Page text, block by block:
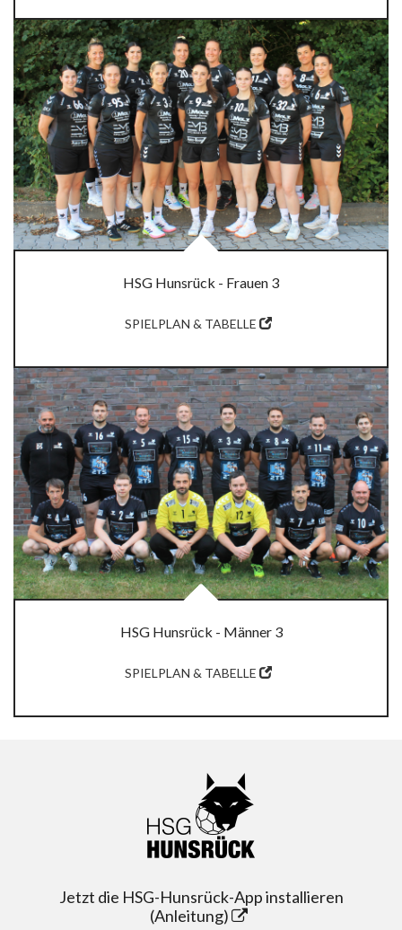
HSG Hunsrück - Frauen 3
SPIELPLAN & TABELLE
HSG Hunsrück - Männer 3
SPIELPLAN & TABELLE
Jetzt die HSG-Hunsrück-App installieren
(Anleitung)